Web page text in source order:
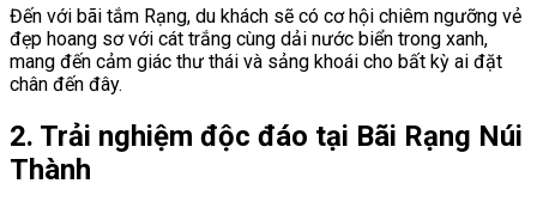
Đến với bãi tắm Rạng, du khách sẽ có cơ hội chiêm ngưỡng vẻ
đẹp hoang sơ với cát trắng cùng dải nước biển trong xanh,
mang đến cảm giác thư thái và sảng khoái cho bất kỳ ai đặt
chân đến đây.
2. Trải nghiệm độc đáo tại Bãi Rạng Núi
Thành